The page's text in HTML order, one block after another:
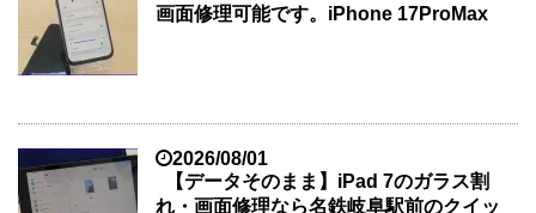
画面修理可能です。iPhone 17ProMax
2026/08/01
【データそのまま】iPad 7のガラス割
れ・画面修理なら名鉄岐阜駅前のクイッ